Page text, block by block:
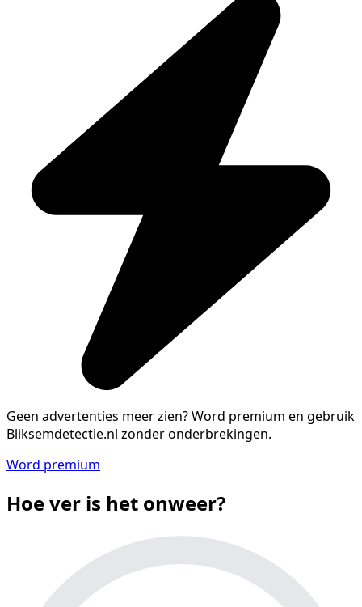
Geen advertenties meer zien?Word premium en gebruik
Bliksemdetectie.nl zonder onderbrekingen.
Word premium
Hoe ver is het onweer?